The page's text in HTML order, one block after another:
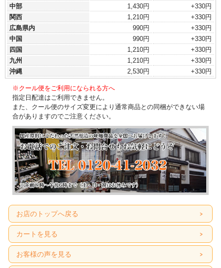
中部
1,430円
+330円
関西
1,210円
+330円
広島県内
990円
+330円
中国
990円
+330円
四国
1,210円
+330円
九州
1,210円
+330円
沖縄
2,530円 +330円
※クール便をご利用になられる方へ
指定日配達はご利用できません。
また、クール便のサイズ変更により通常商品との同梱ができない場
合がありますのでご注意ください。
お店のトップへ戻る
カートを見る
お客様の声を見る